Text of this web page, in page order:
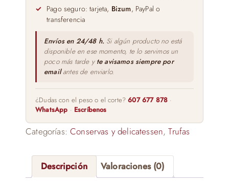
Pago seguro: tarjeta, Bizum, PayPal o
transferencia
Envíos en 24/48 h. Si algún producto no está
disponible en ese momento, te lo servimos un
poco más tarde y te avisamos siempre por
emailantes de enviarlo.
¿Dudas con el peso o el corte?607 677 878 ·
WhatsApp · Escríbenos
Categorías:Conservas y delicatessen,Trufas
Descripción Valoraciones (0)